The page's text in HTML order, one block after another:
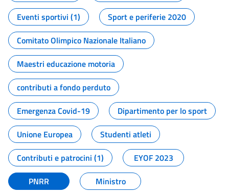
Eventi sportivi (1)
Sport e periferie 2020
Comitato Olimpico Nazionale Italiano
Maestri educazione motoria
contributi a fondo perduto
Emergenza Covid-19
Dipartimento per lo sport
Unione Europea
Studenti atleti
Contributi e patrocini (1)
EYOF 2023
PNRR
Ministro